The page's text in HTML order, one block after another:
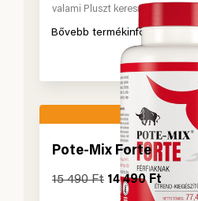
valami Pluszt keresnek.
Bővebb termékinformáció
Pote-Mix Forte
15 490Ft 14 490Ft